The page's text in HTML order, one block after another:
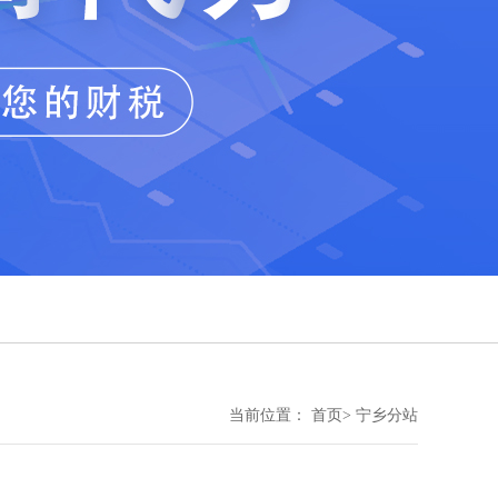
当前位置： 首页> 宁乡分站